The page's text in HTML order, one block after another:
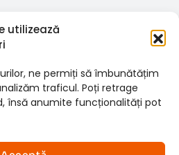
utilizează
ne permiți să îmbunătățim
traficul. Poți retrage
însă anumite funcționalități pot
×